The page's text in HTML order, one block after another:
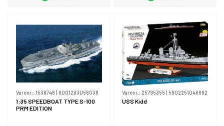
Varenr.: 1538746 | 8001283056038
1:35 SPEEDBOAT TYPE S-100
PRM EDITION
Varenr.: 25795355| 5902251048662
USS Kidd